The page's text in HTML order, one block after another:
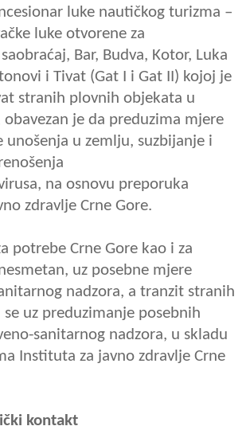
luke nautičkog turizma –
luke otvorene za
Bar, Budva, Kotor, Luka
i Tivat (Gat I i Gat II) kojoj je
stranih plovnih objekata u
je da preduzima mjere
unošenja u zemlju, suzbijanje i
na osnovu preporuka
zdravlje Crne Gore.
potrebe Crne Gore kao i za
uz posebne mjere
nadzora, a tranzit stranih
uz preduzimanje posebnih
sanitarnog nadzora, u skladu
Instituta za javno zdravlje Crne
kontakt